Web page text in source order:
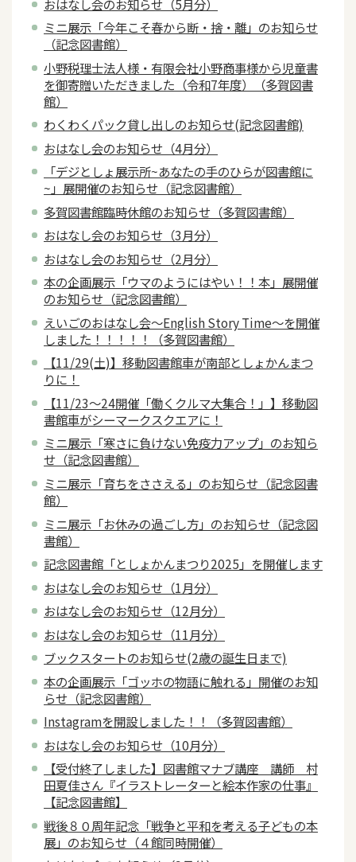
おはなし会のお知らせ（5月分）
ミニ展示「今年こそ春から断・捨・離」のお知らせ
（記念図書館）
小野税理士法人様・有限会社小野商事様から児童書
を御寄贈いただきました（令和7年度）（多賀図書
館）
わくわくパック貸し出しのお知らせ(記念図書館)
おはなし会のお知らせ（4月分）
「デジとしょ展示所~あなたの手のひらが図書館に
~」展開催のお知らせ（記念図書館）
多賀図書館臨時休館のお知らせ（多賀図書館）
おはなし会のお知らせ（3月分）
おはなし会のお知らせ（2月分）
本の企画展示「ウマのようにはやい！！本」展開催
のお知らせ（記念図書館）
えいごのおはなし会～English Story Time～を開催
しました！！！！！（多賀図書館）
【11/29(土)】移動図書館車が南部としょかんまつ
りに！
【11/23～24開催「働くクルマ大集合！」】移動図
書館車がシーマークスクエアに！
ミニ展示「寒さに負けない免疫力アップ」のお知ら
せ（記念図書館）
ミニ展示「育ちをささえる」のお知らせ（記念図書
館）
ミニ展示「お休みの過ごし方」のお知らせ（記念図
書館）
記念図書館「としょかんまつり2025」を開催します
おはなし会のお知らせ（1月分）
おはなし会のお知らせ（12月分）
おはなし会のお知らせ（11月分）
ブックスタートのお知らせ(2歳の誕生日まで)
本の企画展示「ゴッホの物語に触れる」開催のお知
らせ（記念図書館）
Instagramを開設しました！！（多賀図書館）
おはなし会のお知らせ（10月分）
【受付終了しました】図書館マナブ講座 講師 村
田夏佳さん『イラストレーターと絵本作家の仕事』
【記念図書館】
戦後８０周年記念「戦争と平和を考える子どもの本
展」のお知らせ（４館同時開催）